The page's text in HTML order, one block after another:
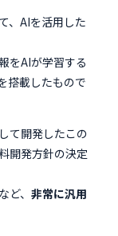
、AIを活用した
をAIが学習する
搭載したもので
て開発したこの
開発方針の決定
、 非常に汎用